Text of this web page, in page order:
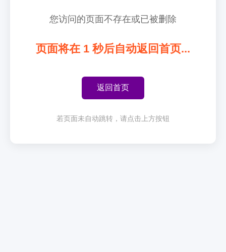
您访问的页面不存在或已被删除
页面将在 1 秒后自动返回首页...
返回首页
若页面未自动跳转，请点击上方按钮